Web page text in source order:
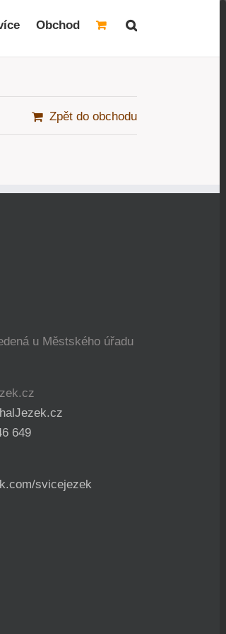
Obchod
Zpět do obchodu
u Městského úřadu
649
svicejezek